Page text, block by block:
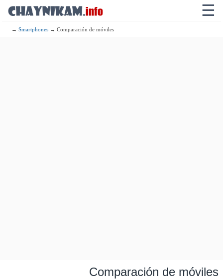
☰
→Smartphones → Comparación de móviles
Comparación de móviles